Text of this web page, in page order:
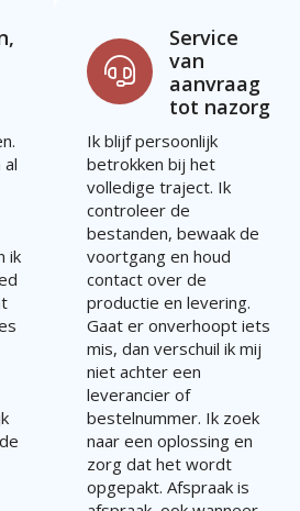
ik
Service
van
aanvraag
tot nazorg
Ik blijf persoonlijk
betrokken bij het
volledige traject. Ik
controleer de
bestanden, bewaak de
voortgang en houd
contact over de
productie en levering.
Gaat er onverhoopt iets
mis, dan verschuil ik mij
niet achter een
leverancier of
bestelnummer. Ik zoek
naar een oplossing en
zorg dat het wordt
opgepakt. Afspraak is